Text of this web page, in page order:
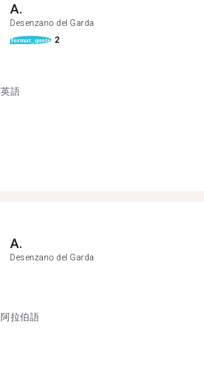
A.
Desenzano del Garda
format_quote 2
英語
A.
Desenzano del Garda
阿拉伯語